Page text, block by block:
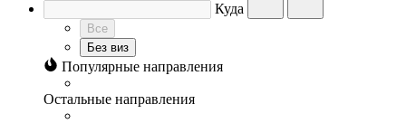
Куда
Все
Без виз
Популярные направления
Остальные направления